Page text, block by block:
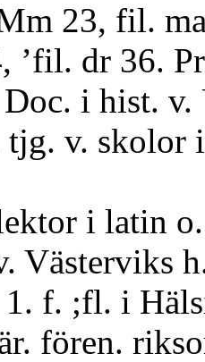
23, fil.
’fil. dr 36.
i hist. v.
v. skolor
i latin
Västerviks
1. f. ;fl. i
fören.